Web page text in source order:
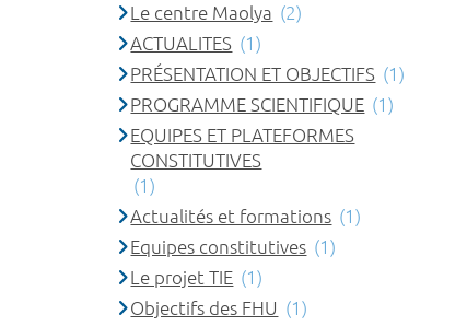
Le centre Maolya (2)
ACTUALITES (1)
PRÉSENTATION ET OBJECTIFS (1)
PROGRAMME SCIENTIFIQUE (1)
EQUIPES ET PLATEFORMES
CONSTITUTIVES
(1)
Actualités et formations (1)
Equipes constitutives (1)
Le projet TIE (1)
Objectifs des FHU (1)